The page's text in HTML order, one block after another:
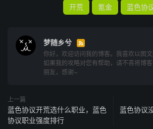
开荒 氪金 蓝色协
梦随乡兮 
你好，欢迎访问我的博客。我喜欢以图文
如果我的攻略对您有帮助，请不吝将博
朋友，感谢~
上一篇
蓝色协议开荒选什么职业，蓝色
协议职业强度排行
蓝色协议